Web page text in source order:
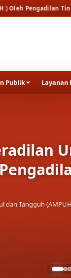
Tinggi Surabaya
Publik Layanan
dan Tangguh